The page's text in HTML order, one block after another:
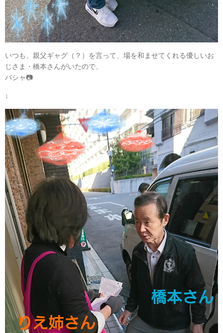
いつも、親父ギャグ（？）を言って、場を和ませてくれる優しいお
じさま・橋本さんがいたので、
パシャ📷
↓